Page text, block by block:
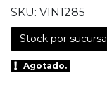
SKU: VIN1285
Stock por
Agotado.